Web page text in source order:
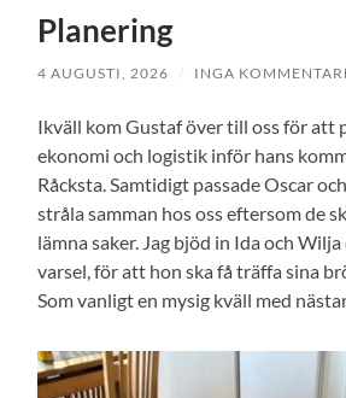
Planering
4 AUGUSTI, 2026 / INGA
Ikväll kom Gustaf över till oss för att
ekonomi och logistik inför hans
Råcksta. Samtidigt passade Oscar
stråla samman hos oss eftersom de
lämna saker. Jag bjöd in Ida och
varsel, för att hon ska få träffa sina
Som vanligt en mysig kväll med